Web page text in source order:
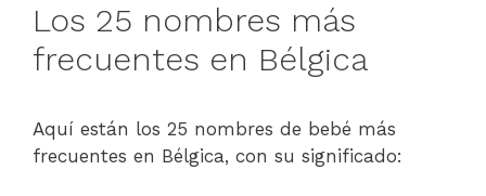
Los 25 nombres más
frecuentes en Bélgica
Aquí están los 25 nombres de bebé más
frecuentes en Bélgica, con su significado: